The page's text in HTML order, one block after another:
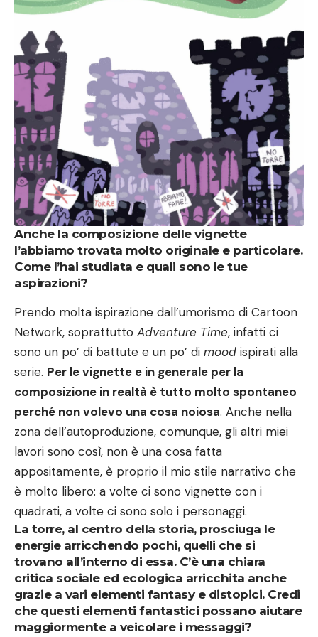
Anche la composizione delle vignette
l’abbiamo trovata molto originale e particolare.
Come l’hai studiata e quali sono le tue
aspirazioni?
Prendo molta ispirazione dall’umorismo di Cartoon
Network, soprattutto Adventure Time, infatti ci
sono un po’ di battute e un po’ di mood ispirati alla
serie. Per le vignette e in generale per la
composizione in realtà è tutto molto spontaneo
perché non volevo una cosa noiosa. Anche nella
zona dell’autoproduzione, comunque, gli altri miei
lavori sono così, non è una cosa fatta
appositamente, è proprio il mio stile narrativo che
è molto libero: a volte ci sono vignette con i
quadrati, a volte ci sono solo i personaggi.
La torre, al centro della storia, prosciuga le
energie arricchendo pochi, quelli che si
trovano all’interno di essa. C’è una chiara
critica sociale ed ecologica arricchita anche
grazie a vari elementi fantasy e distopici. Credi
che questi elementi fantastici possano aiutare
maggiormente a veicolare i messaggi?